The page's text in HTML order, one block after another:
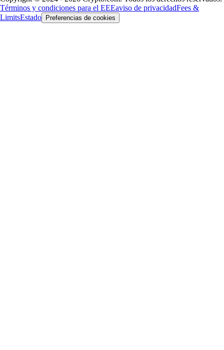
Términos y condiciones para el EEEaviso de privacidadFees &
LimitsEstado Preferencias de cookies